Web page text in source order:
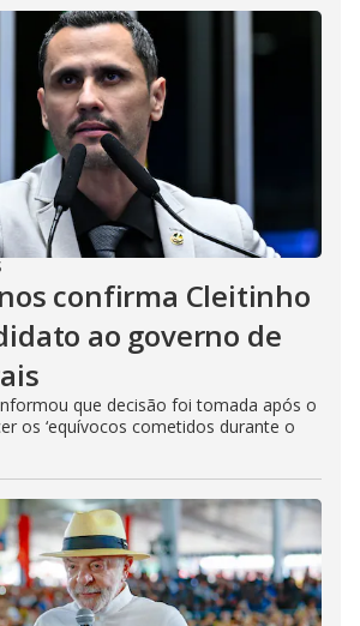
confirma Cleitinho
ao governo de
que decisão foi tomada após o
os ‘equívocos cometidos durante o